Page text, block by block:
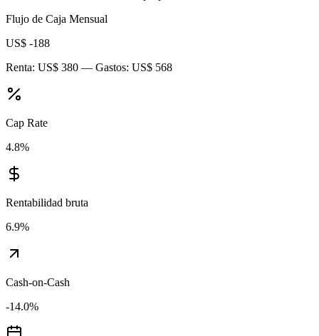
Flujo de Caja Mensual
US$ -188
Renta: US$ 380 — Gastos: US$ 568
Cap Rate
4.8%
Rentabilidad bruta
6.9%
Cash-on-Cash
-14.0%